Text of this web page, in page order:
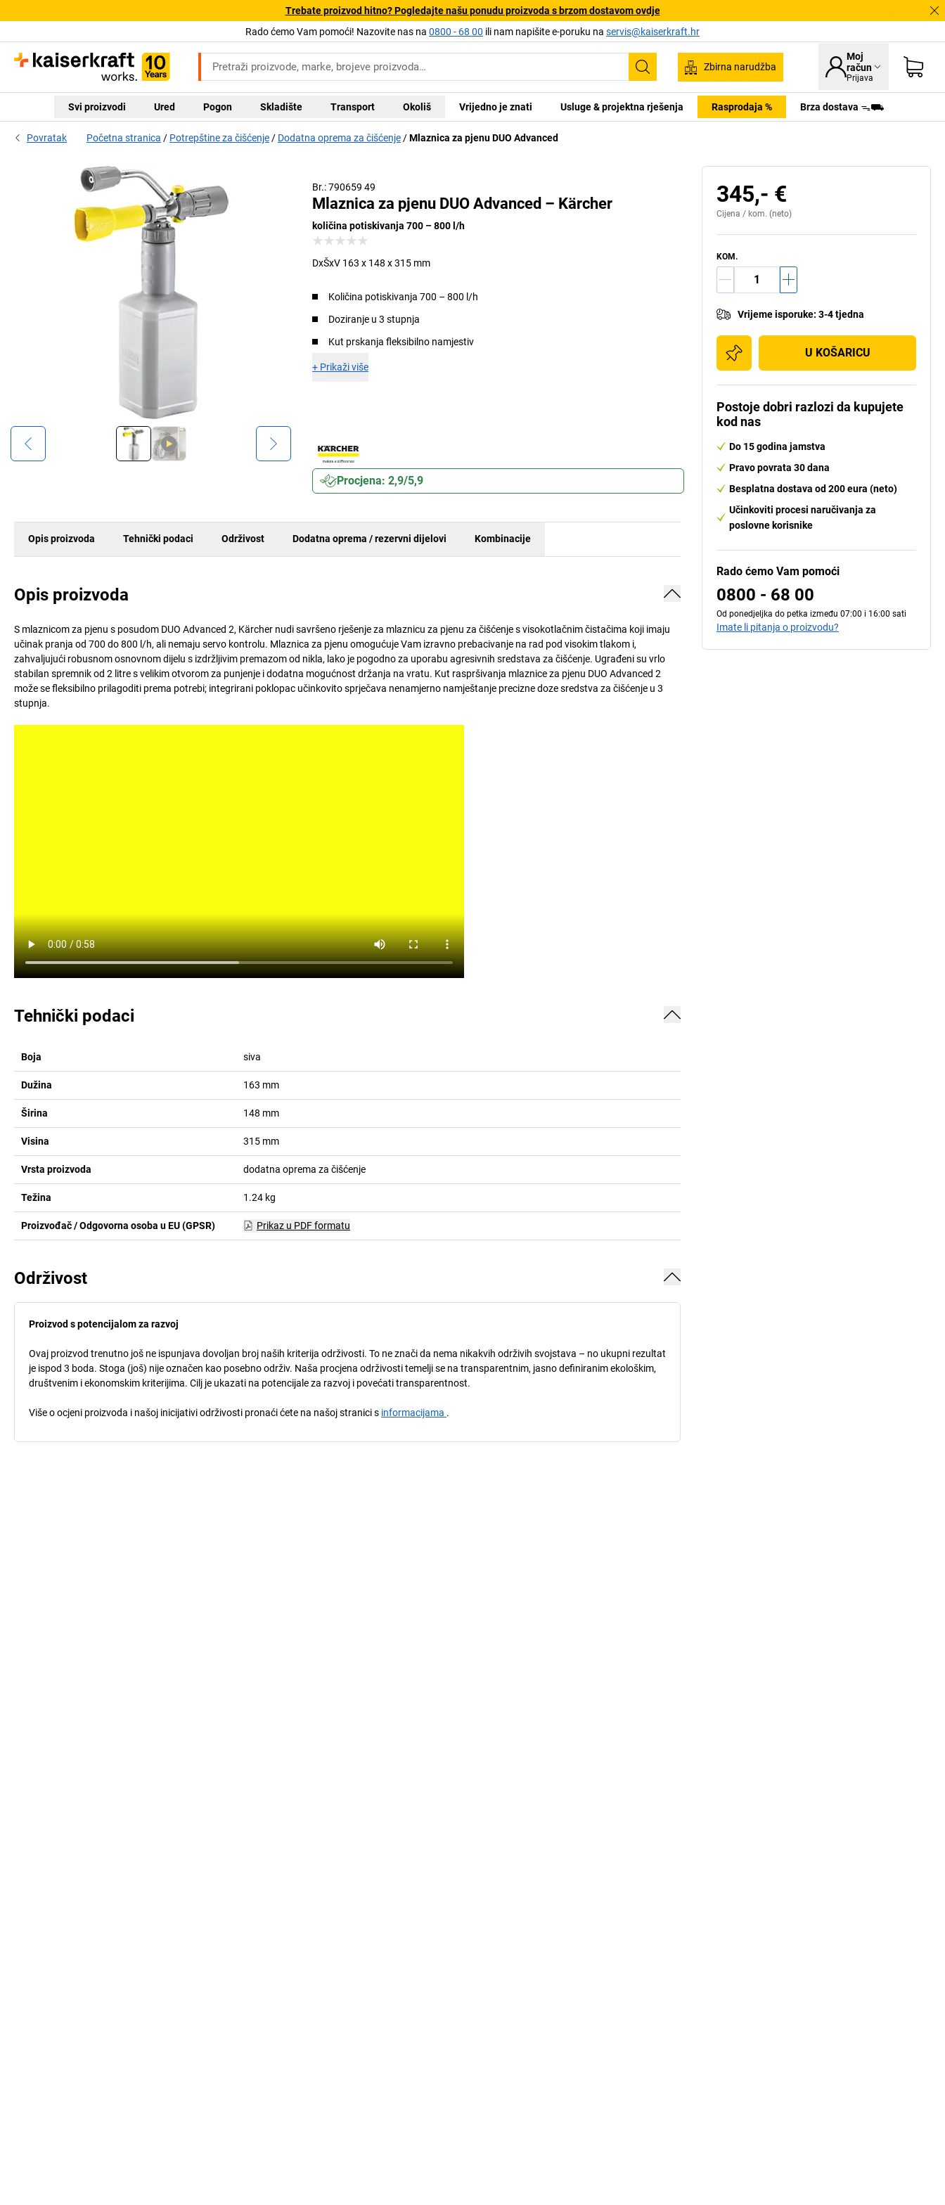
Trebate proizvod hitno? Pogledajte našu ponudu proizvoda s brzom dostavom ovdje
Rado ćemo Vam pomoći! Nazovite nas na 0800 - 68 00 ili nam napišite e-poruku na servis@kaiserkraft.hr
Pretraživanje
Zbirna narudžba
Moj
račun
Prijava
Svi proizvodi Ured Pogon Skladište Transport Okoliš Vrijedno je znati Usluge & projektna rješenja Rasprodaja % Brza dostava ᯓ⛟
Povratak Početna stranica Potrepštine za čišćenje Dodatna oprema za čišćenje Mlaznica za pjenu DUO Advanced
Br.: 790659 49
Mlaznica za pjenu DUO Advanced – Kärcher
količina potiskivanja 700 – 800 l/h
DxŠxV 163 x 148 x 315 mm
Količina potiskivanja 700 – 800 l/h
Doziranje u 3 stupnja
Kut prskanja fleksibilno namjestiv
+ Prikaži više
Procjena: 2,9/5,9
Opis proizvoda Tehnički podaci Održivost Dodatna oprema / rezervni dijelovi Kombinacije
Opis proizvoda
S mlaznicom za pjenu s posudom DUO Advanced 2, Kärcher nudi savršeno rješenje za mlaznicu za pjenu za čišćenje s visokotlačnim čistačima koji imaju
učinak pranja od 700 do 800 l/h, ali nemaju servo kontrolu. Mlaznica za pjenu omogućuje Vam izravno prebacivanje na rad pod visokim tlakom i,
zahvaljujući robusnom osnovnom dijelu s izdržljivim premazom od nikla, lako je pogodno za uporabu agresivnih sredstava za čišćenje. Ugrađeni su vrlo
stabilan spremnik od 2 litre s velikim otvorom za punjenje i dodatna mogućnost držanja na vratu. Kut raspršivanja mlaznice za pjenu DUO Advanced 2
može se fleksibilno prilagoditi prema potrebi; integrirani poklopac učinkovito sprječava nenamjerno namještanje precizne doze sredstva za čišćenje u 3
stupnja.
Tehnički podaci
Boja siva
Dužina 163 mm
Širina 148 mm
Visina 315 mm
Vrsta proizvoda dodatna oprema za čišćenje
Težina 1.24 kg
Proizvođač / Odgovorna osoba u EU (GPSR) Prikaz u PDF formatu
Održivost
Proizvod s potencijalom za razvoj
Ovaj proizvod trenutno još ne ispunjava dovoljan broj naših kriterija održivosti. To ne znači da nema nikakvih održivih svojstava – no ukupni rezultat
je ispod 3 boda. Stoga (još) nije označen kao posebno održiv. Naša procjena održivosti temelji se na transparentnim, jasno definiranim ekološkim,
društvenim i ekonomskim kriterijima. Cilj je ukazati na potencijale za razvoj i povećati transparentnost.
Više o ocjeni proizvoda i našoj inicijativi održivosti pronaći ćete na našoj stranici s informacijama .
345,- €
Cijena / kom. (neto)
KOM.
Vrijeme isporuke: 3-4 tjedna
U KOŠARICU
Postoje dobri razlozi da kupujete
kod nas
Do 15 godina jamstva
Pravo povrata 30 dana
Besplatna dostava od 200 eura (neto)
Učinkoviti procesi naručivanja za
poslovne korisnike
Rado ćemo Vam pomoći
0800 - 68 00
Od ponedjeljka do petka između 07:00 i 16:00 sati
Imate li pitanja o proizvodu?